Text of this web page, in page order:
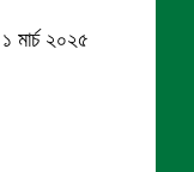
২০২৫